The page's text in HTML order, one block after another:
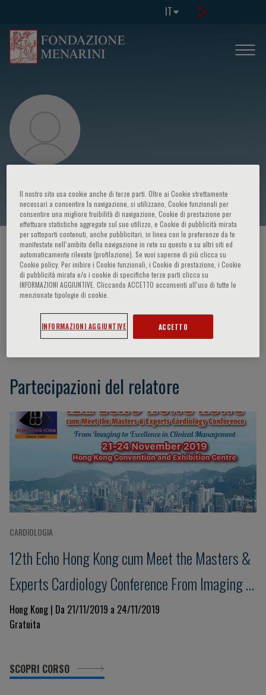
IT
Chi-Wai Cheung
HOME PAGE / CORSI ED EVENTI / RELATORE
Chi-Wai Cheung
Department of Radiology Queen Mary Hospital
Partecipazioni del relatore
CARDIOLOGIA
12th Echo Hong Kong cum Meet the Masters &
Experts Cardiology Conference From Imaging to
Excellence in Clinical Management
Hong Kong | Da 21/11/2019 a 24/11/2019
Gratuita
SCOPRI CORSO
Il nostro sito usa cookie anche di terze parti. Oltre ai Cookie strettamente
necessari a consentire la navigazione, si utilizzano, Cookie funzionali per
consentire una migliore fruibilità di navigazione, Cookie di prestazione per
effettuare statistiche aggregate sul suo utilizzo, e Cookie di pubblicità mirata
per sottoporti contenuti, anche pubblicitari, in linea con le preferenze da te
manifestate nell‘ambito della navigazione in rete su questo e su altri siti ed
automaticamente rilevate (profilazione). Se vuoi saperne di più clicca su
Cookie policy. Per inibire i Cookie funzionali, i Cookie di prestazione, i Cookie
di pubblicità mirata e/o i cookie di specifiche terze parti clicca su
INFORMAZIONI AGGIUNTIVE. Cliccando ACCETTO acconsenti all’uso di tutte le
menzionate tipologie di cookie.
INFORMAZIONI AGGIUNTIVE ACCETTO